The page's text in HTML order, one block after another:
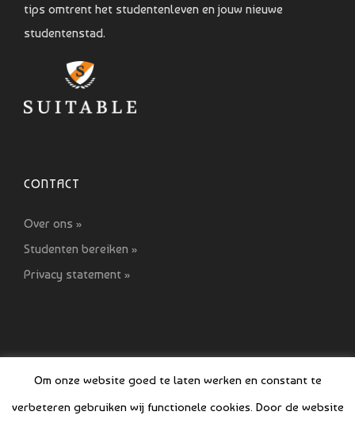
tips omtrent het studentenleven en jouw nieuwe
studentenstad.
CONTACT
Over ons »
Studenten bereiken »
Privacy statement »
Om onze website goed te laten werken en constant te
verbeteren gebruiken wij functionele cookies. Door de website